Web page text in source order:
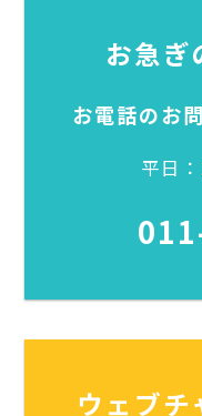
お急ぎ
お電話のお
平日
ウェブチ